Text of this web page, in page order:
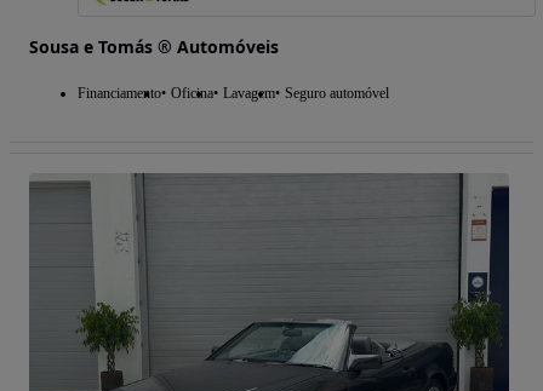
Sousa e Tomás ® Automóveis
Financiamento Oficina Lavagem Seguro automóvel